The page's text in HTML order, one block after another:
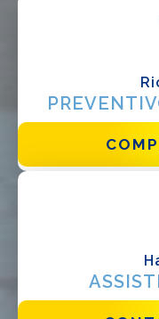
Ho letto e accetto la